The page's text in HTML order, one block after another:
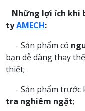
Những lợi ích khi
tyAMECH:
- Sản phẩm có
bạn dễ dàng thay
thiết;
- Sản phẩm trước
tra nghiêm ngặt;